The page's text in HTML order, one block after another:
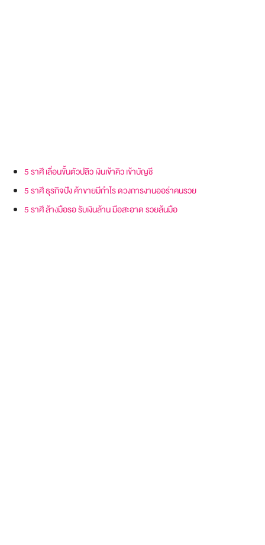
5 ราศี เลื่อนขั้นตัวปลิว เงินเข้าคิว เข้าบัญชี
5 ราศี ธุรกิจปัง ค้าขายมีกำไร ดวงการงานออร่าคนรวย
5 ราศี ล้างมือรอ รับเงินล้าน มือสะอาด รวยล้นมือ